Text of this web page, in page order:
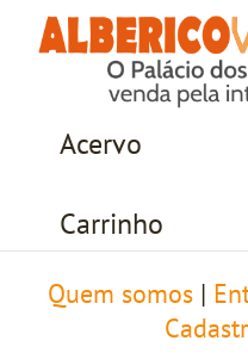
Acervo
Carrinho
Quem somos